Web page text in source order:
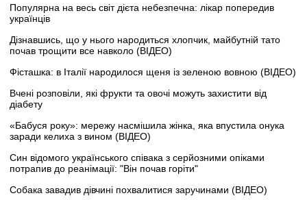
Популярна на весь світ дієта небезпечна: лікар попередив
українців
Дізнавшись, що у нього народиться хлопчик, майбутній тато
почав трощити все навколо (ВІДЕО)
Фісташка: в Італії народилося щеня із зеленою вовною (ВІДЕО)
Вчені розповіли, які фрукти та овочі можуть захистити від
діабету
«Бабуся року»: мережу насмішила жінка, яка впустила онука
заради келиха з вином (ВІДЕО)
Син відомого українського співака з серйозними опіками
потрапив до реанімації: "Він почав горіти"
Собака завадив дівчині похвалитися заручинами (ВІДЕО)